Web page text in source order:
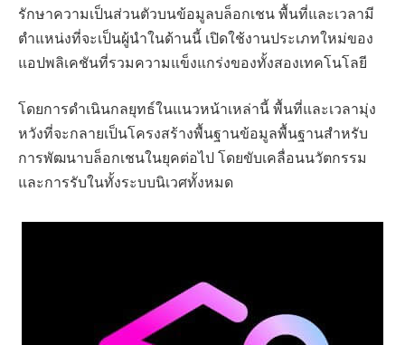
รักษาความเป็นส่วนตัวบนข้อมูลบล็อกเชน พื้นที่และเวลามี
ตำแหน่งที่จะเป็นผู้นำในด้านนี้ เปิดใช้งานประเภทใหม่ของ
แอปพลิเคชันที่รวมความแข็งแกร่งของทั้งสองเทคโนโลยี
โดยการดำเนินกลยุทธ์ในแนวหน้าเหล่านี้ พื้นที่และเวลามุ่ง
หวังที่จะกลายเป็นโครงสร้างพื้นฐานข้อมูลพื้นฐานสำหรับ
การพัฒนาบล็อกเชนในยุคต่อไป โดยขับเคลื่อนนวัตกรรม
และการรับในทั้งระบบนิเวศทั้งหมด